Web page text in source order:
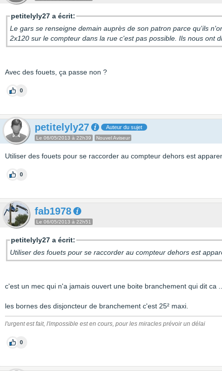
petitelyly27 a écrit:
Le gars se renseigne demain auprès de son patron parce qu'ils
2x120 sur le compteur dans la rue c'est pas possible. Ils nous ont
Avec des fouets, ça passe non ?
0
petitelyly27 Auteur du sujet
Le 06/05/2013 à 22h39 Nouvel Aviseur
Utiliser des fouets pour se raccorder au compteur dehors est
0
fab1978
Le 06/05/2013 à 22h51
petitelyly27 a écrit:
Utiliser des fouets pour se raccorder au compteur dehors est
c'est un mec qui n'a jamais ouvert une boite branchement qui dit ca
les bornes des disjoncteur de branchement c'est 25² maxi.
l'urgent est fait, l'impossible est en cours, pour les miracles prévoir un délai
0